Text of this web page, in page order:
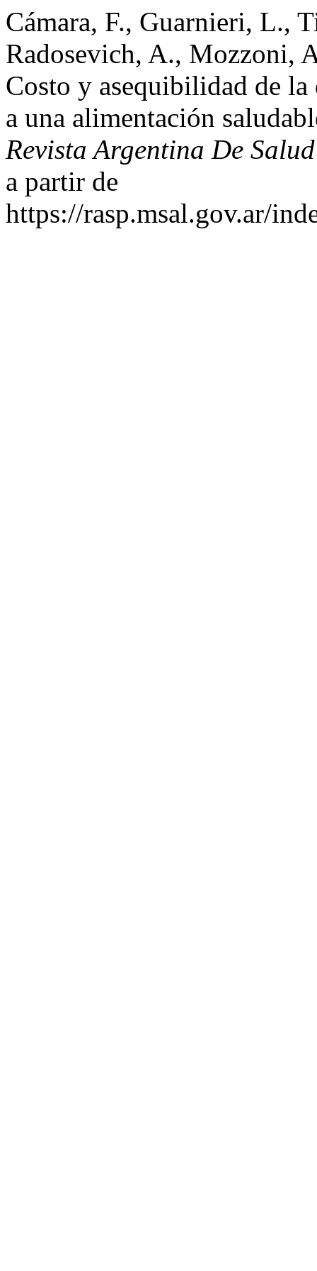
Cámara, F., Guarnieri, L.,
Radosevich, A., Mozzoni,
Costo y asequibilidad de la
a una alimentación
Revista Argentina De
a partir de
https://rasp.msal.gov.ar/